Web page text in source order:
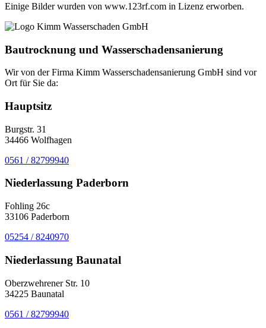
Einige Bilder wurden von www.123rf.com in Lizenz erworben.
Bautrocknung und Wasserschadensanierung
Wir von der Firma Kimm Wasserschadensanierung GmbH sind vor
Ort für Sie da:
Hauptsitz
Burgstr. 31
34466 Wolfhagen
0561 / 82799940
Niederlassung Paderborn
Fohling 26c
33106 Paderborn
05254 / 8240970
Niederlassung Baunatal
Oberzwehrener Str. 10
34225 Baunatal
0561 / 82799940